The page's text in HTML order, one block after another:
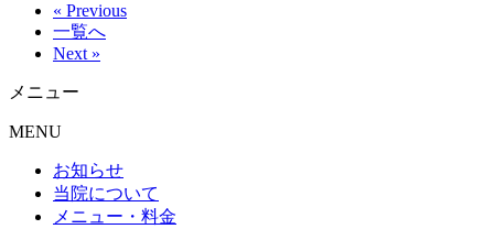
« Previous
一覧へ
Next »
メニュー
MENU
お知らせ
当院について
メニュー・料金